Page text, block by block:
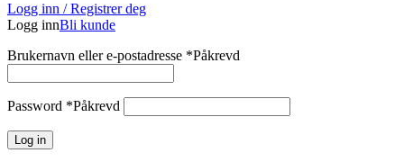
Logg inn / Registrer deg
Logg innBli kunde
Brukernavn eller e-postadresse *Påkrevd
Password *Påkrevd
Log in